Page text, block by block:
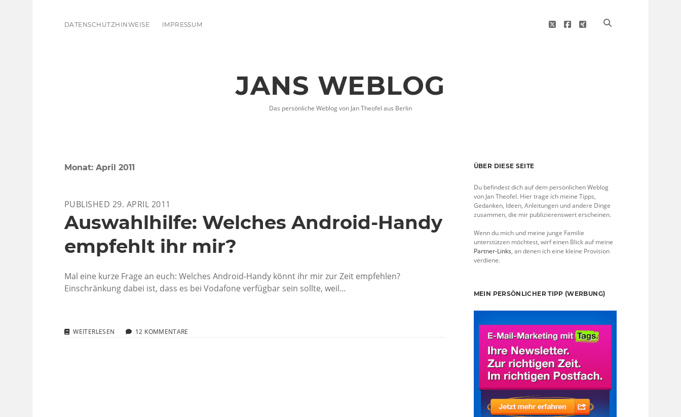
DATENSCHUTZHINWEISE IMPRESSUM twitterfacebook
xing
JANS WEBLOG
Das persönliche Weblog von Jan Theofel aus Berlin
Monat: April 2011
PUBLISHED 29. APRIL 2011
Auswahlhilfe: Welches Android-Handy
empfehlt ihr mir?
Mal eine kurze Frage an euch: Welches Android-Handy könnt ihr mir zur Zeit empfehlen?
Einschränkung dabei ist, dass es bei Vodafone verfügbar sein sollte, weil…
WEITERLESEN AUSWAHLHILFE:
12 KOMMENTARE
Sidebar
ÜBER DIESE SEITE
Du befindest dich auf dem persönlichen Weblog
von Jan Theofel. Hier trage ich meine Tipps,
Gedanken, Ideen, Anleitungen und andere Dinge
zusammen, die mir publizierenswert erscheinen.
Wenn du mich und meine junge Familie
unterstützen möchtest, wirf einen Blick auf meine
Partner-Links, an denen ich eine kleine Provision
verdiene.
MEIN PERSÖNLICHER TIPP (WERBUNG)